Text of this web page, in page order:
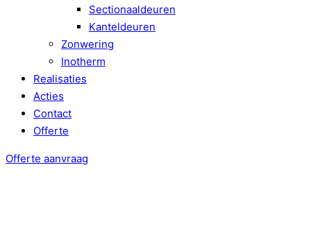
Sectionaaldeuren
Kanteldeuren
Zonwering
Inotherm
Realisaties
Acties
Contact
Offerte
Offerte aanvraag